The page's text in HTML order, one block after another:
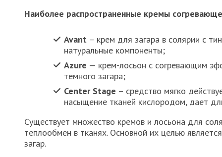
Наиболее распространенные кремы
Avant – крем для загара в солярии с
натуральные компоненты;
Azure — крем-лосьон с согревающим
темного загара;
Center Stage – средство мягко
насыщение тканей кислородом, дает
Существует множество кремов и лосьона для
теплообмен в тканях. Основной их целью
загар.